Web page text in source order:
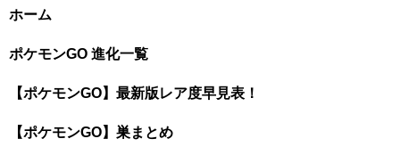
ホーム
ポケモンGO 進化一覧
【ポケモンGO】最新版レア度早見表！
【ポケモンGO】巣まとめ